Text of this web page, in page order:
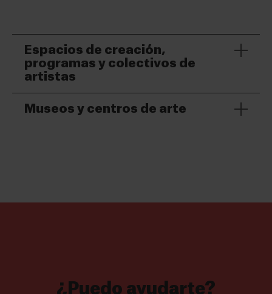
Espacios de creación,
programas y colectivos de
artistas
Museos y centros de arte
¿Puedo ayudarte?